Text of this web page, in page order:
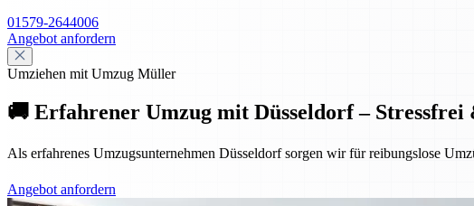
01579-2644006
Angebot anfordern
Umziehen mit Umzug Müller
🚚 Erfahrener Umzug mit Düsseldorf – Stressfrei
Als erfahrenes Umzugsunternehmen Düsseldorf sorgen wir für reibungslose
Angebot anfordern